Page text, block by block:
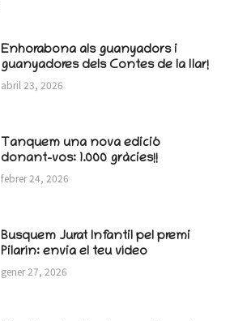
Enhorabona als guanyadors i
guanyadores dels Contes de la llar!
abril 23, 2026
Tanquem una nova edició
donant-vos: 1.000 gràcies!!
febrer 24, 2026
Busquem Jurat Infantil pel premi
Pilarín: envia el teu vídeo
gener 27, 2026